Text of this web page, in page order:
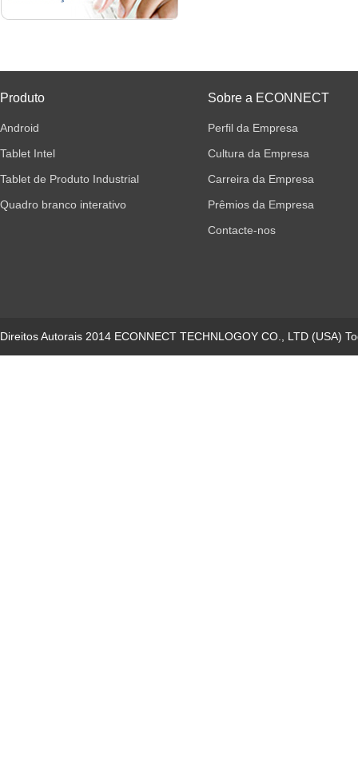
Produto
Android
Tablet Intel
Tablet de Produto Industrial
Quadro branco interativo
Sobre a ECONNECT
Perfil da Empresa
Cultura da Empresa
Carreira da Empresa
Prêmios da Empresa
Contacte-nos
Direitos Autorais 2014 ECONNECT TECHNLOGOY CO., LTD (USA)